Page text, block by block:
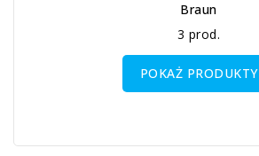
Braun
3 prod.
POKAŻ PRODUKTY